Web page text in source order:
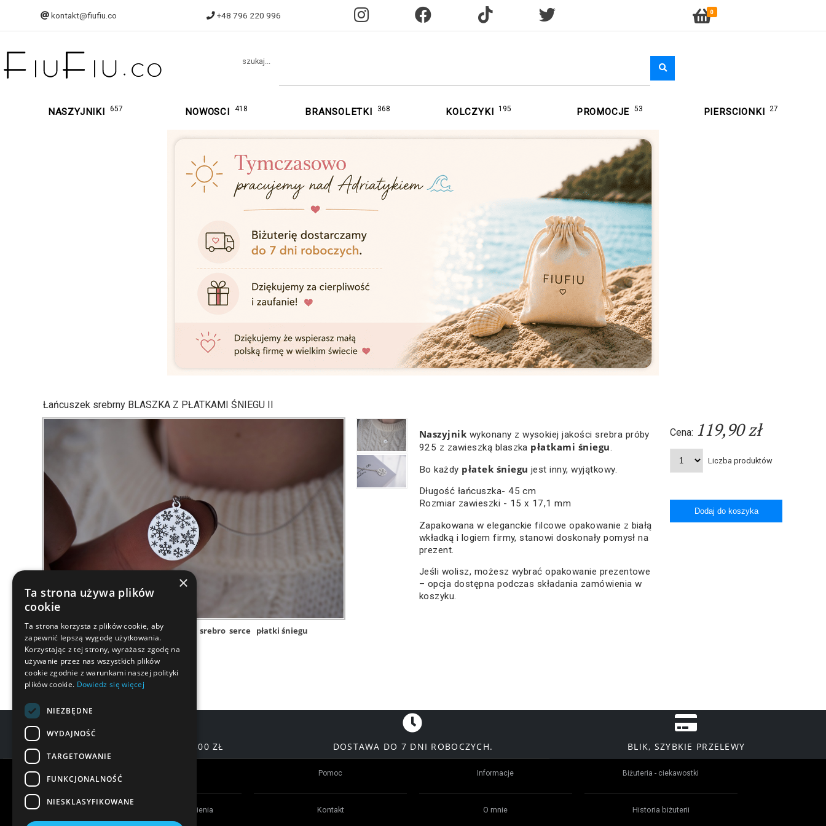
kontakt@fiufiu.co +48 796 220 996 0
szukaj...
NASZYJNIKI 657 NOWOSCI 418 BRANSOLETKI 368 KOLCZYKI 195 PROMOCJE 53 PIERSCIONKI 27
Łańcuszek srebrny BLASZKA Z PŁATKAMI ŚNIEGU II
łańcuszek srebrny łańcuszek srebro serce płatki śniegu
Naszyjnik wykonany z wysokiej jakości srebra próby
925 z zawieszką blaszka płatkami śniegu.
Bo każdy płatek śniegu jest inny, wyjątkowy.
Długość łańcuszka- 45 cm
Rozmiar zawieszki - 15 x 17,1 mm
Zapakowana w eleganckie filcowe opakowanie z białą
wkładką i logiem firmy, stanowi doskonały pomysł na
prezent.
Jeśli wolisz, możesz wybrać opakowanie prezentowe
– opcja dostępna podczas składania zamówienia w
koszyku.
Cena: 119,90 zł
Liczba produktów
DARMOWA DOSTAWA OD 200,00 ZŁ DOSTAWA DO 7 DNI ROBOCZYCH. BLIK, SZYBKIE PRZELEWY
Czas realizacji zamówienia
Pomoc
Kontakt
Informacje
O mnie
Biżuteria - ciekawostki
Historia biżuterii
×
Ta strona używa plików
cookie
Ta strona korzysta z plików cookie, aby
zapewnić lepszą wygodę użytkowania.
Korzystając z tej strony, wyrażasz zgodę na
używanie przez nas wszystkich plików
cookie zgodnie z warunkami naszej polityki
plików cookie. Dowiedz się więcej
NIEZBĘDNE
WYDAJNOŚĆ
TARGETOWANIE
FUNKCJONALNOŚĆ
NIESKLASYFIKOWANE